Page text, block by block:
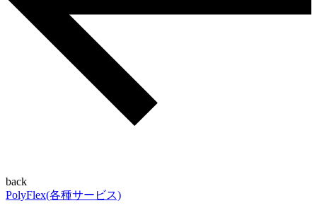
back
PolyFlex(各種サービス)